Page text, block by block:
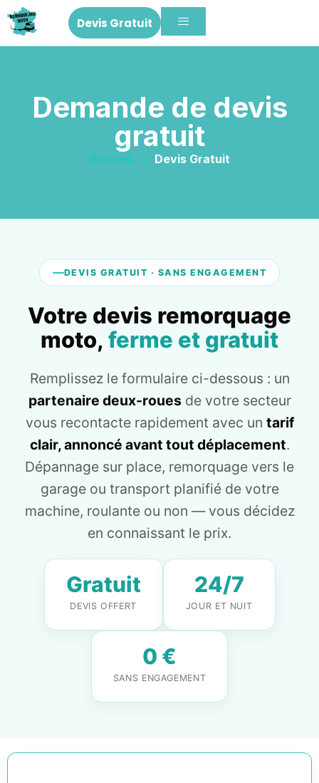
Devis Gratuit
Demande de devis
gratuit
Accueil » Devis Gratuit
DEVIS GRATUIT · SANS ENGAGEMENT
Votre devis remorquage
moto, ferme et gratuit
Remplissez le formulaire ci-dessous : un
partenaire deux-rouesde votre secteur
vous recontacte rapidement avec un tarif
clair, annoncé avant tout déplacement.
Dépannage sur place, remorquage vers le
garage ou transport planifié de votre
machine, roulante ou non — vous décidez
en connaissant le prix.
Gratuit
DEVIS OFFERT
24/7
JOUR ET NUIT
0 €
SANS ENGAGEMENT